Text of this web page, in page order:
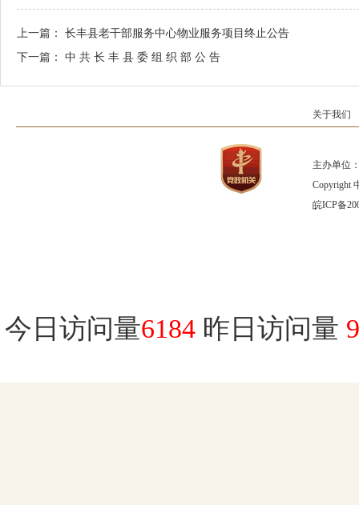
上一篇： 长丰县老干部服务中心物业服务项目终止公告
下一篇： 中 共 长 丰 县 委 组 织 部 公 告
关于我们
主办单位
Copyright
皖ICP备
今日访问量6184昨日访问量